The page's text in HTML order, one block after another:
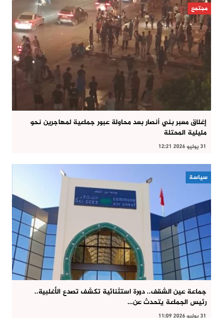
مجتمع
إغلاق معبر بني أنصار بعد محاولة عبور جماعية لمهاجرين نحو
مليلية المحتلة
31 يوليو 2026 12:21
سياسة
جماعة عين الشقف.. دورة استثنائية تكشف تصدع الأغلبية..
رئيس الجماعة يتحدث عن…